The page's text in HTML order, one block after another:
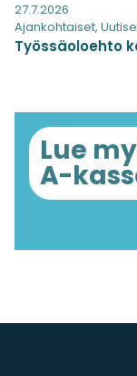
27.7.2026
Ajankohtaiset,
Työssäoloehto
Lue
A-